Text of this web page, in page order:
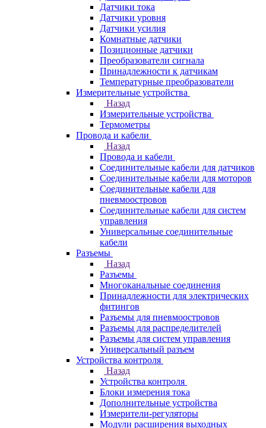
Датчики тока
Датчики уровня
Датчики усилия
Комнатные датчики
Позиционные датчики
Преобразователи сигнала
Принадлежности к датчикам
Температурные преобразователи
Измерительные устройства
Назад
Измерительные устройства
Термометры
Провода и кабели
Назад
Провода и кабели
Соединительные кабели для датчиков
Соединительные кабели для моторов
Соединительные кабели для
пневмоостровов
Соединительные кабели для систем
управления
Универсальные соединительные
кабели
Разъемы
Назад
Разъемы
Многоканальные соединения
Принадлежности для электрических
фитингов
Разъемы для пневмоостровов
Разъемы для распределителей
Разъемы для систем управления
Универсальный разъем
Устройства контроля
Назад
Устройства контроля
Блоки измерения тока
Дополнительные устройства
Измерители-регуляторы
Модули расширения выходных